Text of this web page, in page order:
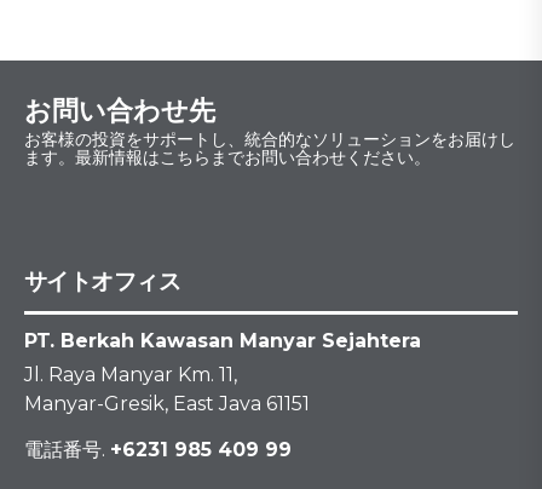
お問い合わせ先
お客様の投資をサポートし、統合的なソリューションをお届けし
ます。最新情報はこちらまでお問い合わせください。
サイトオフィス
PT. Berkah Kawasan Manyar Sejahtera
Jl. Raya Manyar Km. 11,
Manyar-Gresik, East Java 61151
電話番号. +6231 985 409 99